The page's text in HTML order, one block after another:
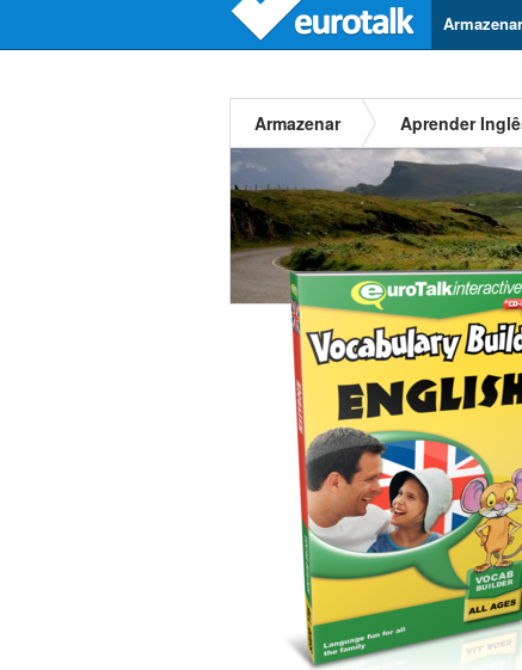
Armazenar
Armazenar Aprender